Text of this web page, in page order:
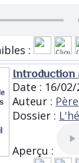
:
Introduction
Date : 16/02/
Auteur :
Dossier :
Aperçu :